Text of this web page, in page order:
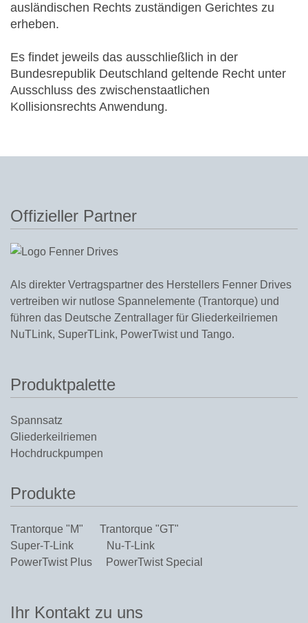
ausländischen Rechts zuständigen Gerichtes zu
erheben.
Es findet jeweils das ausschließlich in der
Bundesrepublik Deutschland geltende Recht unter
Ausschluss des zwischenstaatlichen
Kollisionsrechts Anwendung.
Offizieller Partner
Als direkter Vertragspartner des Herstellers Fenner Drives
vertreiben wir nutlose Spannelemente (Trantorque) und
führen das Deutsche Zentrallager für Gliederkeilriemen
NuTLink, SuperTLink, PowerTwistund Tango.
Produktpalette
Spannsatz
Gliederkeilriemen
Hochdruckpumpen
Produkte
Trantorque "M"
Trantorque "GT"
Super-T-Link
Nu-T-Link
PowerTwist Plus PowerTwist Special
Ihr Kontakt zu uns